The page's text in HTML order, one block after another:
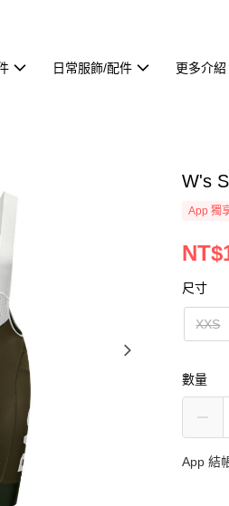
日常服飾/配件 更多介紹
W's
App 獨
尺寸
XXS
數量
App 結